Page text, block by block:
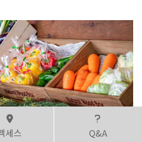
세스 Q&A